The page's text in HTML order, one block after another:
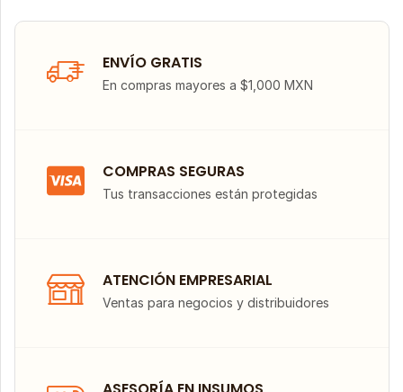
ENVÍO GRATIS
En compras mayores a $1,000 MXN
COMPRAS SEGURAS
Tus transacciones están protegidas
ATENCIÓN EMPRESARIAL
Ventas para negocios y distribuidores